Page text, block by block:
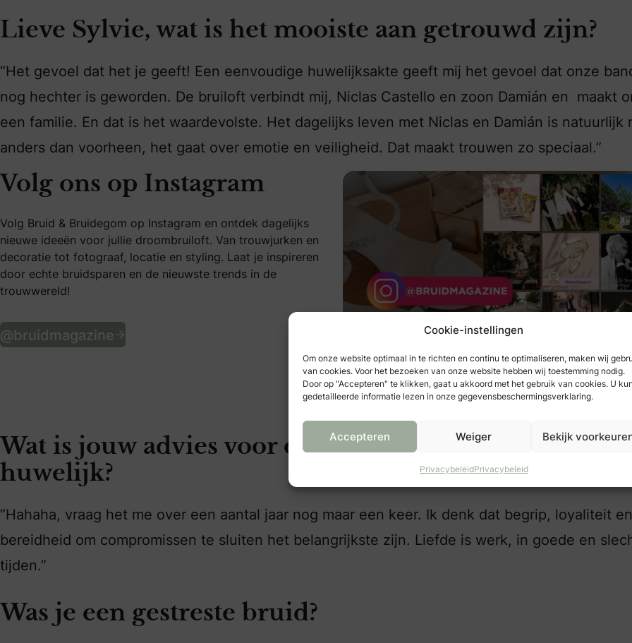
Cookie-instellingen
Om onze website optimaal in te richten en continu te optimaliseren, maken wij
van cookies. Voor het bezoeken van onze website hebben wij toestemming nodig.
Door op "Accepteren" te klikken, gaat u akkoord met het gebruik van cookies. U
gedetailleerde informatie lezen in onze gegevensbeschermingsverklaring.
Accepteren Weiger Bekijk
PrivacybeleidPrivacybeleid
Lieve Sylvie, wat is het mooiste aan getrouwd zijn?
“Het gevoel dat het je geeft! Een eenvoudige huwelijksakte geeft mij het gevoel dat onze
nog hechter is geworden. De bruiloft verbindt mij, Niclas Castello en zoon Damián en maakt
een familie. En dat is het waardevolste. Het dagelijks leven met Niclas en Damián is natuurlijk
anders dan voorheen, het gaat over emotie en veiligheid. Dat maakt trouwen zo speciaal.”
Volg ons op Instagram
Volg Bruid & Bruidegom op Instagram en ontdek dagelijks
nieuwe ideeën voor jullie droombruiloft. Van trouwjurken en
decoratie tot fotograaf, locatie en styling. Laat je inspireren
door echte bruidsparen en de nieuwste trends in de
trouwwereld!
@bruidmagazine
Volg ons op Instagram
Wat is jouw advies voor een gelukkig en harmonieus
huwelijk?
“Hahaha, vraag het me over een aantal jaar nog maar een keer. Ik denk dat begrip, loyaliteit
bereidheid om compromissen te sluiten het belangrijkste zijn. Liefde is werk, in goede en
tijden.”
Was je een gestreste bruid?